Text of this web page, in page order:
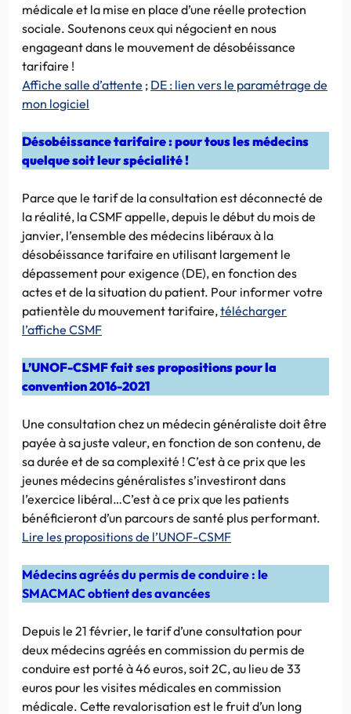
médicale et la mise en place d’une réelle protection
sociale. Soutenons ceux qui négocient en nous
engageant dans le mouvement de désobéissance
tarifaire !
Affiche salle d’attente ; DE : lien vers le paramétrage de
mon logiciel
Désobéissance tarifaire : pour tous les médecins
quelque soit leur spécialité !
Parce que le tarif de la consultation est déconnecté de
la réalité, la CSMF appelle, depuis le début du mois de
janvier, l’ensemble des médecins libéraux à la
désobéissance tarifaire en utilisant largement le
dépassement pour exigence (DE), en fonction des
actes et de la situation du patient. Pour informer votre
patientèle du mouvement tarifaire,télécharger
l’affiche CSMF
L’UNOF-CSMF fait ses propositions pour la
convention 2016-2021
Une consultation chez un médecin généraliste doit être
payée à sa juste valeur, en fonction de son contenu, de
sa durée et de sa complexité ! C’est à ce prix que les
jeunes médecins généralistes s’investiront dans
l’exercice libéral…C’est à ce prix que les patients
bénéficieront d’un parcours de santé plus performant.
Lire les propositions de l’UNOF-CSMF
Médecins agréés du permis de conduire : le
SMACMAC obtient des avancées
Depuis le 21 février, le tarif d’une consultation pour
deux médecins agréés en commission du permis de
conduire est porté à 46 euros, soit 2C, au lieu de 33
euros pour les visites médicales en commission
médicale. Cette revalorisation est le fruit d’un long